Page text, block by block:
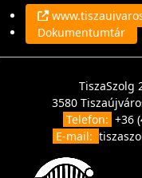
Dokumentumtár
TiszaSzolg
3580
Telefon: +36
E-mail: